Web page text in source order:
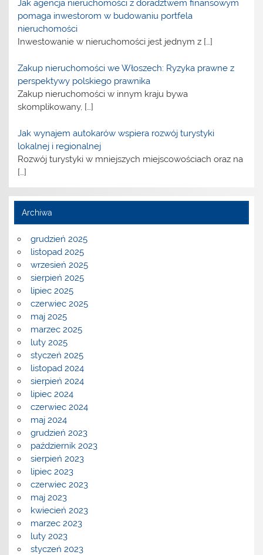
Jak agencja nieruchomości z doradztwem finansowym
pomaga inwestorom w budowaniu portfela
nieruchomości
Inwestowanie w nieruchomości jest jednym z […]
Zakup nieruchomości we Włoszech: Ryzyka prawne z
perspektywy polskiego prawnika
Zakup nieruchomości w innym kraju bywa
skomplikowany, […]
Jak wynajem autokarów wspiera rozwój turystyki
lokalnej i regionalnej
Rozwój turystyki w mniejszych miejscowościach oraz na
[…]
Archiwa
grudzień 2025
listopad 2025
wrzesień 2025
sierpień 2025
lipiec 2025
czerwiec 2025
maj 2025
marzec 2025
luty 2025
styczeń 2025
listopad 2024
sierpień 2024
lipiec 2024
czerwiec 2024
maj 2024
grudzień 2023
październik 2023
sierpień 2023
lipiec 2023
czerwiec 2023
maj 2023
kwiecień 2023
marzec 2023
luty 2023
styczeń 2023